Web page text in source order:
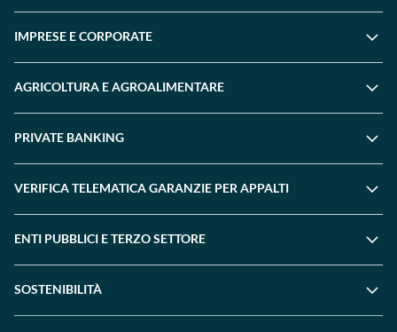
IMPRESE E CORPORATE
AGRICOLTURA E AGROALIMENTARE
PRIVATE BANKING
VERIFICA TELEMATICA GARANZIE PER APPALTI
ENTI PUBBLICI E TERZO SETTORE
SOSTENIBILITÀ